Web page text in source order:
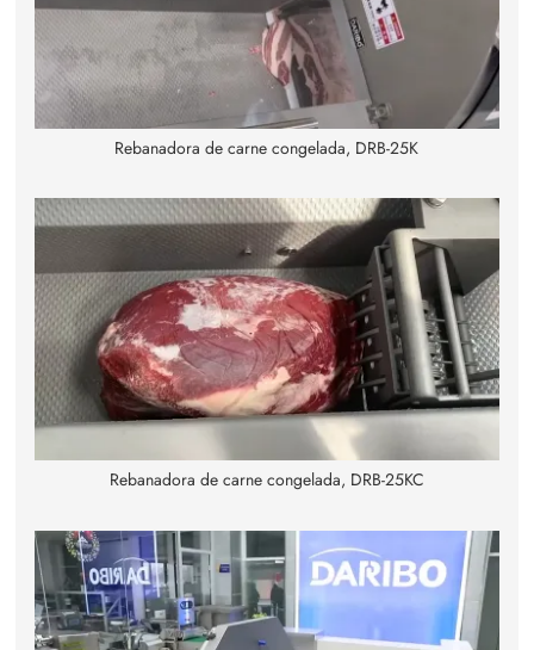
Rebanadora de carne congelada, DRB-25K
Rebanadora de carne congelada, DRB-25KC